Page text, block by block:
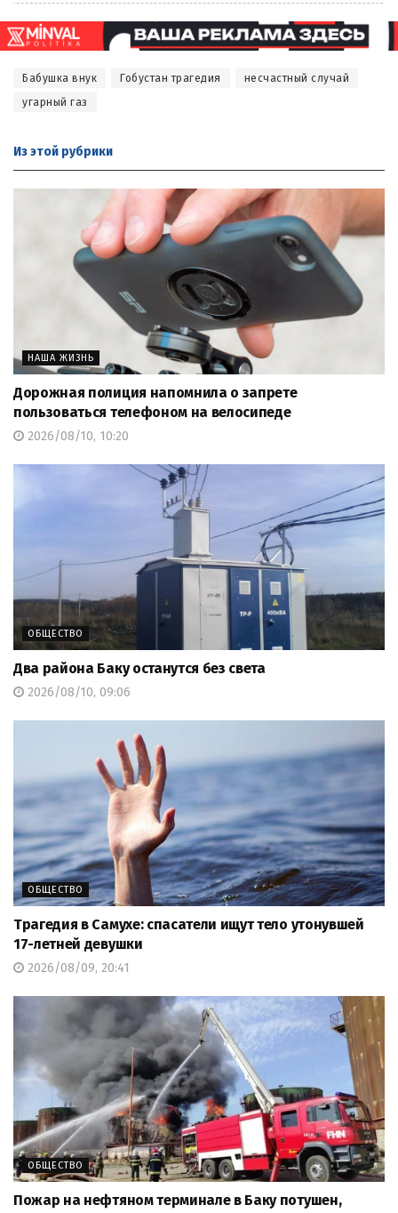
Бабушка внук Гобустан трагедия
несчастный случай
угарный газ
Из этой рубрики
НАША ЖИЗНЬ
Дорожная полиция напомнила о запрете
пользоваться телефоном на велосипеде
2026/08/10, 10:20
ОБЩЕСТВО
Два района Баку останутся без света
2026/08/10, 09:06
ОБЩЕСТВО
Трагедия в Самухе: спасатели ищут тело утонувшей
17-летней девушки
2026/08/09, 20:41
ОБЩЕСТВО
Пожар на нефтяном терминале в Баку потушен,